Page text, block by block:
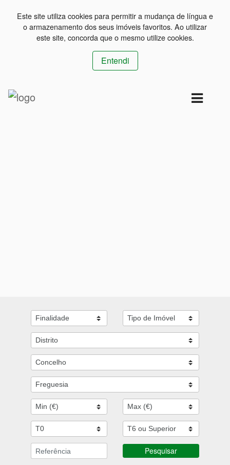
Este site utiliza cookies para permitir a mudança de língua e
o armazenamento dos seus imóveis favoritos. Ao utilizar
este site, concorda que o mesmo utilize cookies.
Entendi
Pesquisar